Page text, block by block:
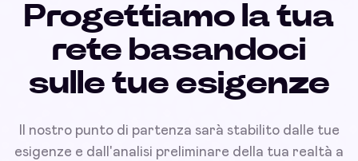
Progettiamo la tua
rete basandoci
sulle tue esigenze
Il nostro punto di partenza sarà stabilito dalle tue
esigenze e dall'analisi preliminare della tua realtà a